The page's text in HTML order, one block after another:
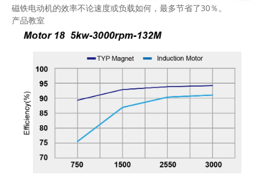
磁铁电动机的效率不论速度或负载如何，最多节省了30％。
产品教室